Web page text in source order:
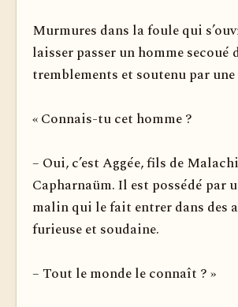
Murmures dans la foule qui
laisser passer un homme secoué
tremblements et soutenu par une
« Connais-tu cet homme ?
– Oui, c’est Aggée, fils de
Capharnaüm. Il est possédé par
malin qui le fait entrer dans des
furieuse et soudaine.
– Tout le monde le connaît ? »